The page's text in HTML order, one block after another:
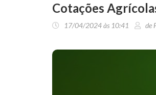
Cotações
17/04/2024 às 10:41 de